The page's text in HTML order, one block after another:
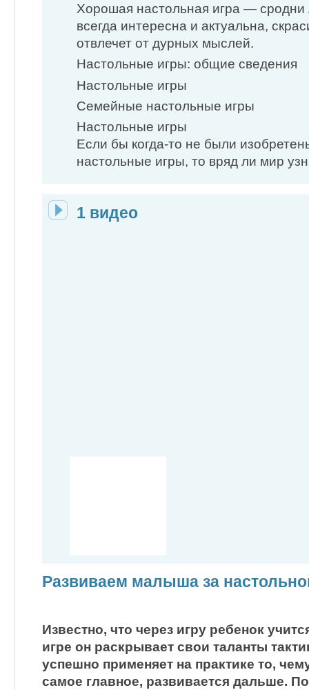
Хорошая настольная игра —
всегда интересна и актуальна,
отвлечет от дурных мыслей.
Настольные игры: общие сведения
Настольные игры
Семейные настольные игры
Настольные игры
Если бы когда-то не были
настольные игры, то вряд ли мир
1 видео
Развиваем малыша за
Известно, что через игру ребенок
игре он раскрывает свои таланты
успешно применяет на практике то,
самое главное, развивается дальше.